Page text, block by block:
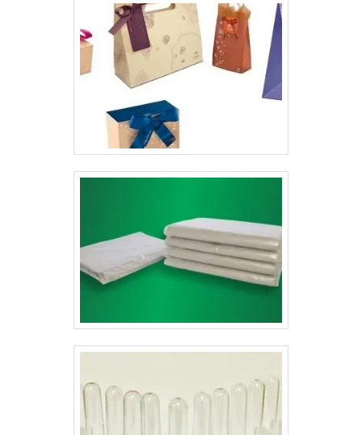
formato de cartucho para estimular seus consumidores.
Afinal, o cartucho permite muitas customizações que
enaltecem uma boa identidade visual para a marca.Isso
ocorre pois através deles é possível criar invólucros
ideais para agregar valor ao seu produto. Estes valores
podem ser emocionais, mas geram reflexos práticos
bastante objetivos como: Percepção de
funcionalidade;Identidade;Personalidade;Fidelidade à
marca;Sofsticação;Conveniência;Facilidade de uso.Em
cosméticos, ainda promovem diversas funcionalidades,
que se tornam essenciais para as empresas que
buscam entregar o melhor ao seu cliente.Dessa forma,
além de proteger o produto e conter as principais
missão de atrair o público, pois deixaram de ser apenas
um simples envoltório e se tornaram parte importante
pessoal;Maquiagem;Sabonete para o rosto;Sabonete
para a pele;Creme para pele;Creme e shampoos para
cabelo.Ou seja, os cartuchos para cosméticos também